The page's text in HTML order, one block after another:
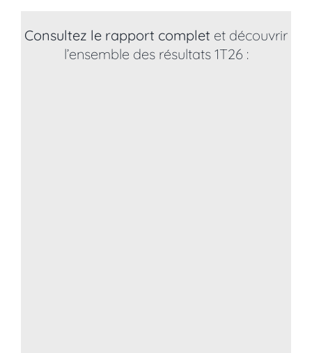
Consultez le rapport complet et découvrir
l’ensemble des résultats 1T26 :